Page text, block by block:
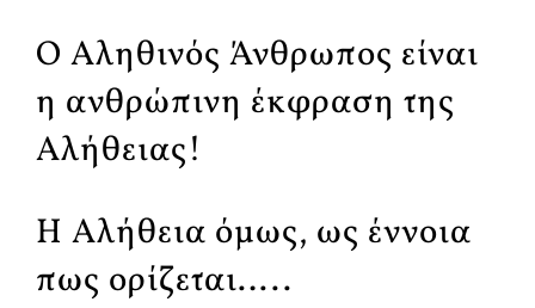
Ο Αληθινός Άνθρωπος είναι
η ανθρώπινη έκφραση της
Αλήθειας!
Η Αλήθεια όμως, ως έννοια
πως ορίζεται…..